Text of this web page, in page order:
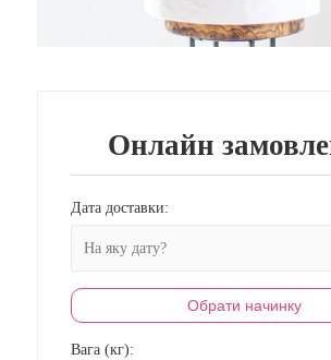
Онлайн
Дата доставки:
Обрати начинку
Вага (кг):